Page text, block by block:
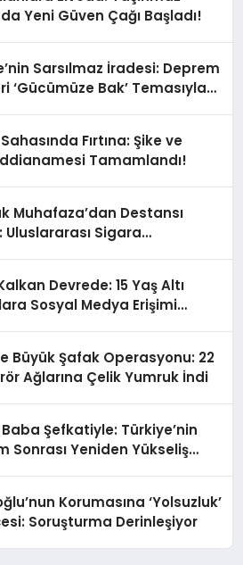
Yeni Güven Çağı Başladı!
Sarsılmaz İradesi: Deprem
‘Gücümüze Bak’ Temasıyla
Fırtına: Şike ve
Tamamlandı!
Muhafaza’dan Destansı
Uluslararası Sigara
Devrede: 15 Yaş Altı
Sosyal Medya Erişimi
Büyük Şafak Operasyonu: 22
Ağlarına Çelik Yumruk İndi
Şefkatiyle: Türkiye’nin
Sonrası Yeniden Yükseliş
Korumasına ‘Yolsuzluk’
Soruşturma Derinleşiyor